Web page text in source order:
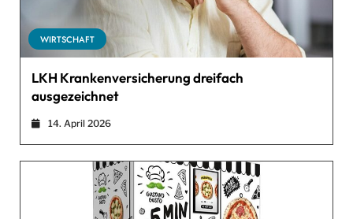
WIRTSCHAFT
LKH Krankenversicherung dreifach
ausgezeichnet
14. April 2026